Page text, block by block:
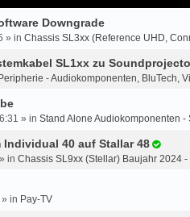
Downgrade
» in Chassis SL3xx (Reference UHD,
SL1xx zu
Peripherie - Audiokomponenten, BluTech,
» in Stand Alone Audiokomponenten
40 auf Stallar 48
» in Chassis SL9xx (Stellar) Baujahr 2024
» in Pay-TV